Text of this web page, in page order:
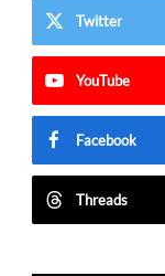
Twitter
YouTube
Facebook
Threads